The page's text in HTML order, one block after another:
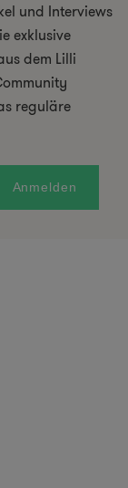
und Interviews
exklusive
dem Lilli
reguläre